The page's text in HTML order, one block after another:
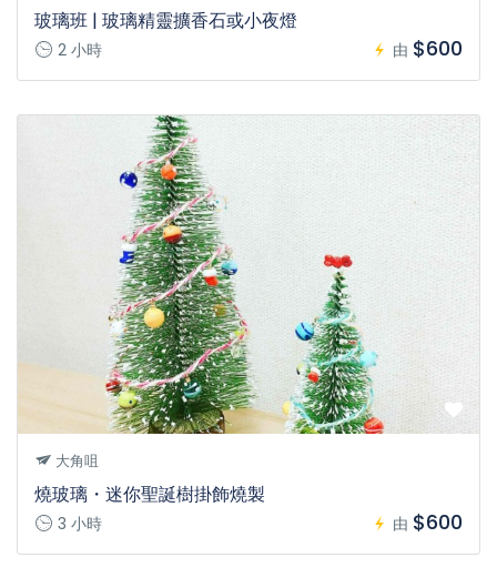
玻璃班 | 玻璃精靈擴香石或小夜燈
2 小時 由 $600
大角咀
燒玻璃・迷你聖誕樹掛飾燒製
3 小時 由 $600